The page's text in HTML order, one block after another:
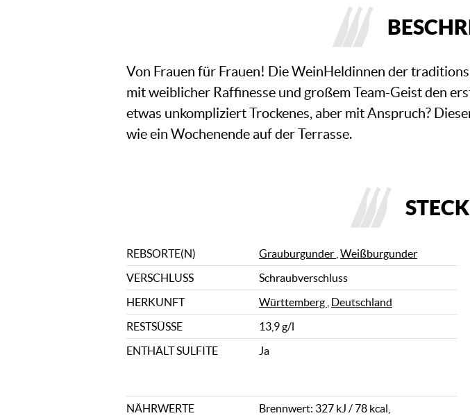
Von Frauen für Frauen! Die WeinHeldinnen der
mit weiblicher Raffinesse und großem Team-Geist den
etwas unkompliziert Trockenes, aber mit Anspruch?
wie ein Wochenende auf der Terrasse.
REBSORTE(N) Grauburgunder Weißburgunder
VERSCHLUSS
Schraubverschluss
HERKUNFT
Württemberg Deutschland
RESTSÜSSE
13,9 g/l
ENTHÄLT SULFITE
Ja
NÄHRWERTE
Brennwert: 327 kJ / 78 kcal,